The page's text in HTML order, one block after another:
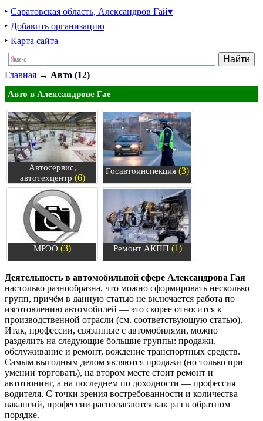
‣ Саратовская область, Александров Гай▾
‣ Добавить организацию
‣ Карта сайта
Главная → Авто (12)
Авто в Александрове Гае
Автосервис,
автотехцентр (6)
Госавтоинспекция (3)
МРЭО (3) Ремонт АКПП(1)
Деятельность в автомобильной сфере Александрова Гая
настолько разнообразна, что можно сформировать несколько
групп, причём в данную статью не включается работа по
изготовлению автомобилей — это скорее относится к
производственной отрасли (см. соответствующую статью).
Итак, профессии, связанные с автомобилями, можно
разделить на следующие большие группы: продажи,
обслуживание и ремонт, вождение транспортных средств.
Самым выгодным делом являются продажи (но только при
умении торговать), на втором месте стоит ремонт и
автотюнинг, а на последнем по доходности — профессия
водителя. С точки зрения востребованности и количества
вакансий, профессии располагаются как раз в обратном
порядке.